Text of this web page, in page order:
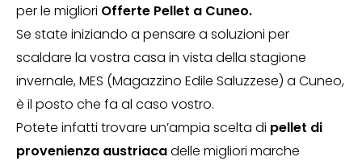
per le migliori Offerte Pellet a Cuneo.
Se state iniziando a pensare a soluzioni per
scaldare la vostra casa in vista della stagione
invernale, MES (Magazzino Edile Saluzzese) a Cuneo,
è il posto che fa al caso vostro.
Potete infatti trovare un’ampia scelta di pellet di
provenienza austriacadelle migliori marche